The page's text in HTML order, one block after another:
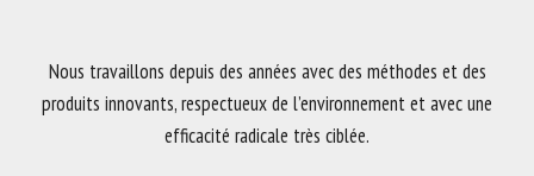
Nous travaillons depuis des années avec des méthodes et des
produits innovants, respectueux de l’environnement et avec une
efficacité radicale très ciblée.